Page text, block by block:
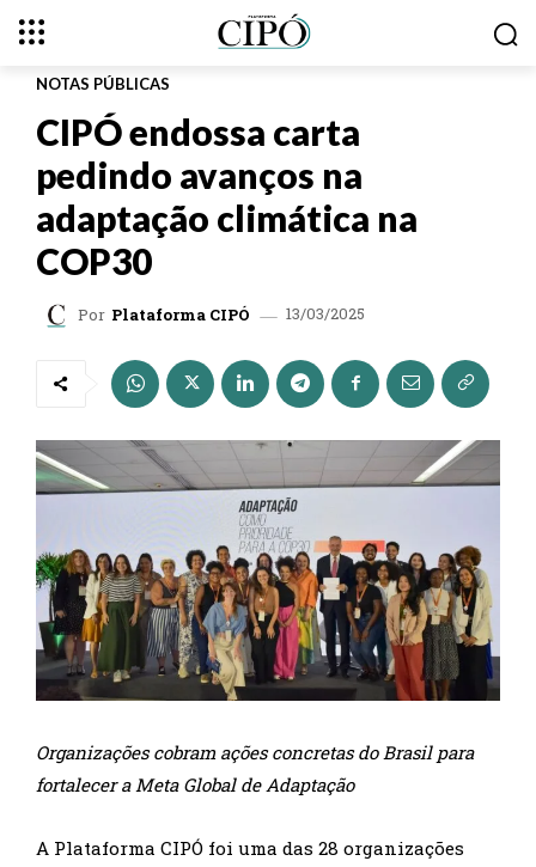
NOTAS PÚBLICAS
CIPÓ endossa carta
pedindo avanços na
adaptação climática na
COP30
Por Plataforma CIPÓ 13/03/2025
Organizações cobram ações concretas do Brasil para
fortalecer a Meta Global de Adaptação
A Plataforma CIPÓ foi uma das 28 organizações